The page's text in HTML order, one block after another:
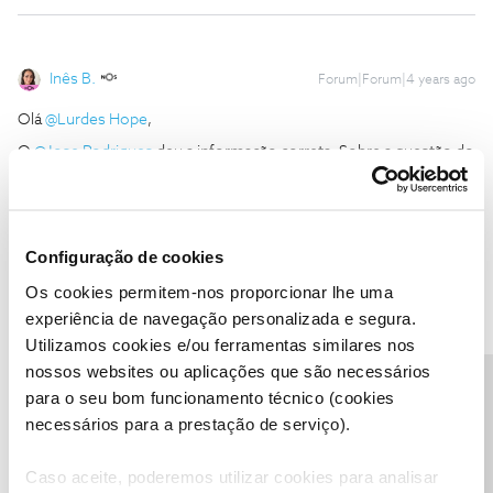
Configuração de cookies
Os cookies permitem-nos proporcionar lhe uma
experiência de navegação personalizada e segura.
Utilizamos cookies e/ou ferramentas similares nos
nossos websites ou aplicações que são necessários
para o seu bom funcionamento técnico (cookies
necessários para a prestação de serviço).
Caso aceite, poderemos utilizar cookies para analisar
Inês B. Forum|Forum|4 years ago
Olá@Lurdes Hope,
O @Jose Rodrigues deu a informação correta. Sobre a questão do
elenco dos programas, a situação está identificada. Contamos
Para podermos encontrar a melhor solução, envie-nos, por favor,
uma mensagem privada com o seu número de cliente para o
Obrigada
Ajude a comunidade a encontrar informação relevante. Marque
como "Melhor Resposta" e faça "Like" nos melhores comentários.